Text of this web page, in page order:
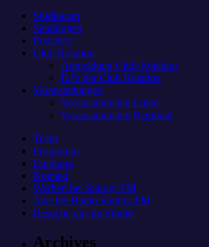
Studiocam
Sendungen
Podcasts
Club Rotation
Anmeldung Club-Rotation
DJ’s der Club Rotation
Veranstaltungen
Veranstaltungen Lokal
Veranstaltungen Regional
Team
Programm
Empfang
Kontakt
Werben bei Sunray-FM
Jobs bei Radio Sunray-FM
Besuche uns im Studio
Archives